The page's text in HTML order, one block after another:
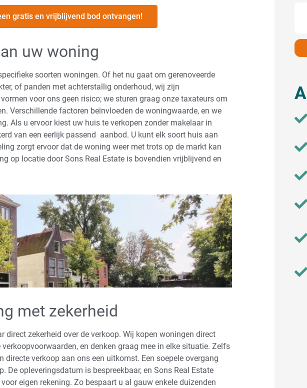
gratis en vrijblijvend bod ontvangen!
uw woning
soorten woningen. Of het nu gaat om gerenoveerde
of panden met achterstallig onderhoud, wij zijn
voor ons geen risico; we sturen graag onze taxateurs om
Verschillende factoren beïnvloeden de woningwaarde, en we
Als u ervoor kiest uw huis te verkopen zonder makelaar in
van een eerlijk passend aanbod. U kunt elk soort huis aan
zorgt ervoor dat de woning weer met trots op de markt kan
op locatie door Sons Real Estate is bovendien vrijblijvend en
met zekerheid
direct zekerheid over de verkoop. Wij kopen woningen direct
en denken graag mee in elke situatie. Zelfs
directe verkoop aan ons een uitkomst. Een soepele overgang
De opleveringsdatum is bespreekbaar, en Sons Real Estate
eigen rekening. Zo bespaart u al gauw enkele duizenden